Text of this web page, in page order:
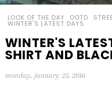
LOOK OF THE DAY OOTD
WINTER'S LATEST DAYS
WINTER'S
SHIRT AND
monday, january 25, 2016